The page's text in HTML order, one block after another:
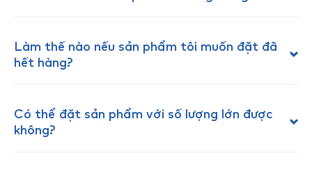
Làm thế nào nếu sản phẩm tôi muốn đặt đã
hết hàng?
Có thể đặt sản phẩm với số lượng lớn được
không?